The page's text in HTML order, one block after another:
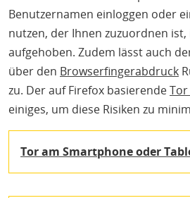
Benutzernamen einloggen oder
nutzen, der Ihnen zuzuordnen
aufgehoben. Zudem lässt auch
über den Browserfingerabdruck
zu. Der auf Firefox basierende
einiges, um diese Risiken zu
Tor am Smartphone oder